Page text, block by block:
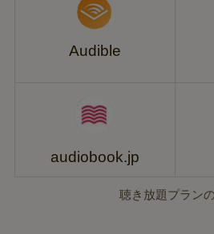
Audible
audiobook.jp
聴き放題プラン